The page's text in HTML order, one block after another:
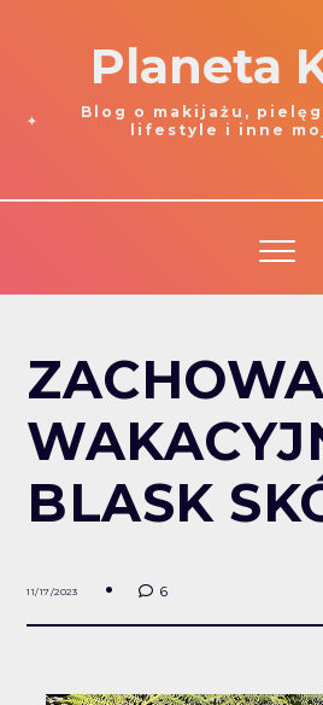
Planeta
Blog o makijażu,
lifestyle i inne
BLASK
11/17/2023 6